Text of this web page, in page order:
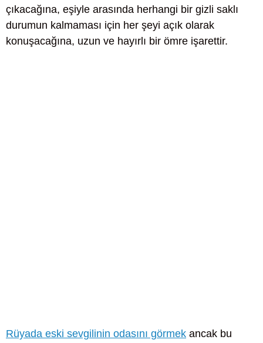
çıkacağına, eşiyle arasında herhangi bir gizli saklı
durumun kalmaması için her şeyi açık olarak
konuşacağına, uzun ve hayırlı bir ömre işarettir.
Rüyada eski sevgilinin odasını görmek ancak bu